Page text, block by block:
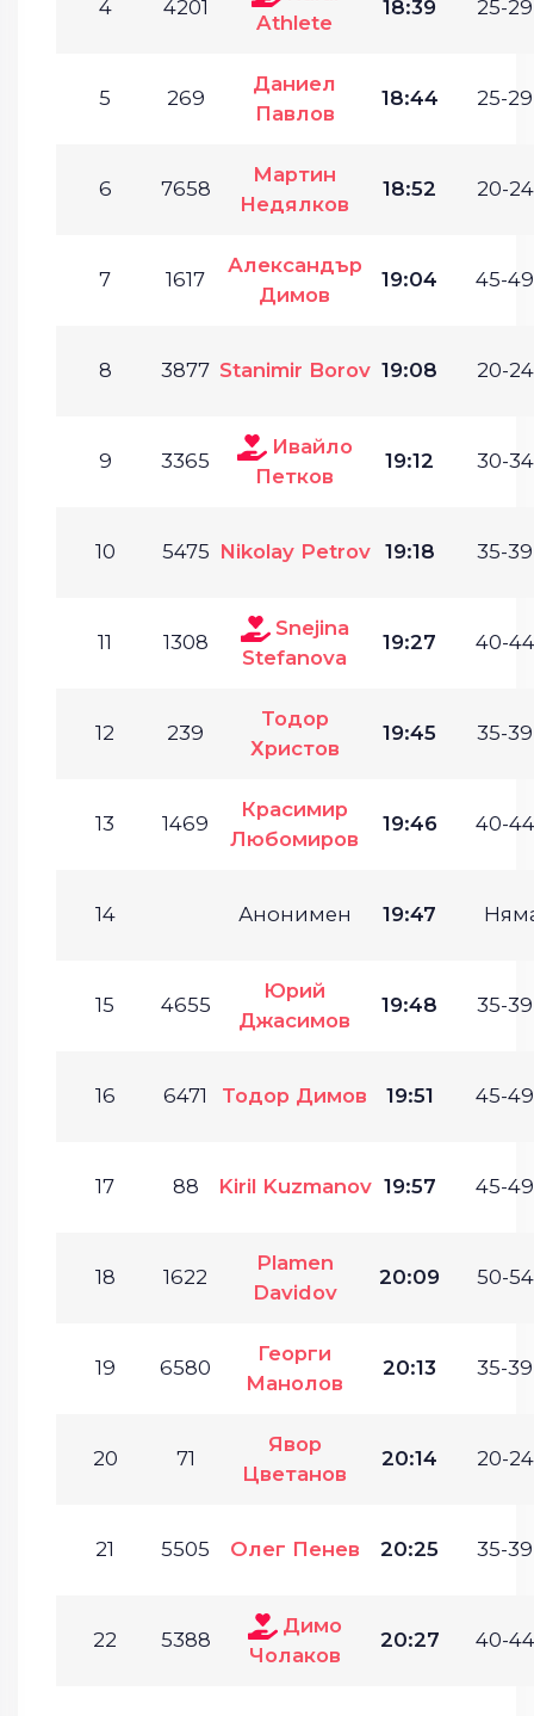
4 4201
Athlete
18:39 25-
5 269
Даниел
Павлов
18:44 25-
6 7658
Мартин
Недялков
18:52 20-
7 1617
Александър
Димов
19:04 45-
8 3877 Stanimir Borov 19:08 20-
9 3365
Ивайло
Петков
19:12 30-
10 5475 Nikolay Petrov 19:18 35-
11 1308
Snejina
Stefanova
19:27 40-
12 239
Тодор
Христов
19:45 35-
13 1469
Красимир
Любомиров
19:46 40-
14 Анонимен 19:47
15 4655
Юрий
Джасимов
19:48 35-
16 6471 Тодор Димов 19:51 45-
17 88 Kiril Kuzmanov 19:57 45-
18 1622
Plamen
Davidov
20:09 50-
19 6580
Георги
Манолов
20:13 35-
20 71
Явор
Цветанов
20:14 20-
21 5505 Олег Пенев 20:25 35-
22 5388
Димо
Чолаков
20:27 40-